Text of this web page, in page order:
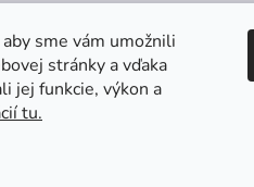
sme vám umožnili
stránky a vďaka
jej funkcie, výkon a
tu.